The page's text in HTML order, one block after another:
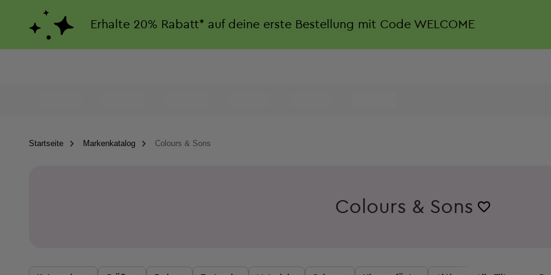
Erhalte 20% Rabatt* auf deine erste Bestellung mit Code WELCOME
Startseite Markenkatalog Colours & Sons
Colours & Sons